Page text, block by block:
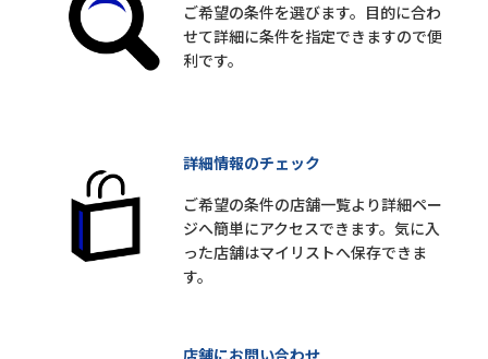
ご希望の条件を選びます。目的に合わ
せて詳細に条件を指定できますので便
利です。
詳細情報のチェック
ご希望の条件の店舗一覧より詳細ペー
ジへ簡単にアクセスできます。気に入
った店舗はマイリストへ保存できま
す。